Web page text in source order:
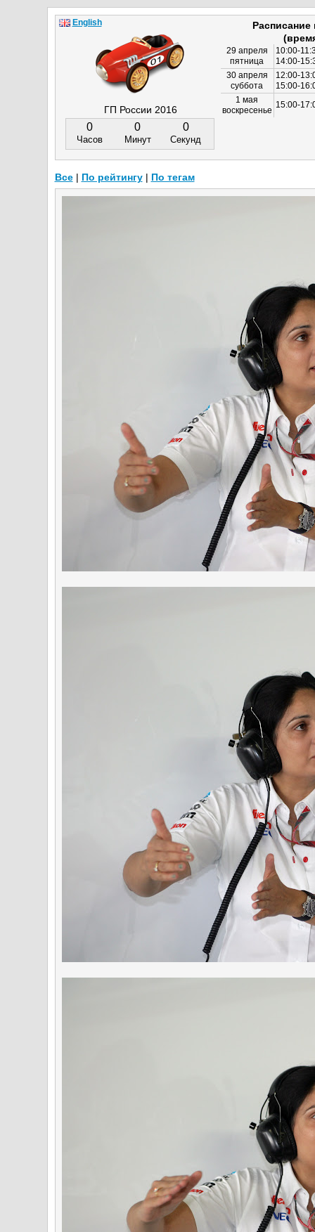
ГП России 2016
0
Часов
0
Минут
0
Секунд
29 апреля
пятница
10:00-
14:00-
30 апреля
суббота
12:00-
15:00-
1 мая
воскресенье
15:00-
English
Все| По рейтингу| По тегам